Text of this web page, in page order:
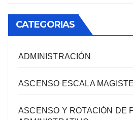
CATEGORIAS
ADMINISTRACIÓN
ASCENSO ESCALA
ASCENSO Y ROTACIÓN DE